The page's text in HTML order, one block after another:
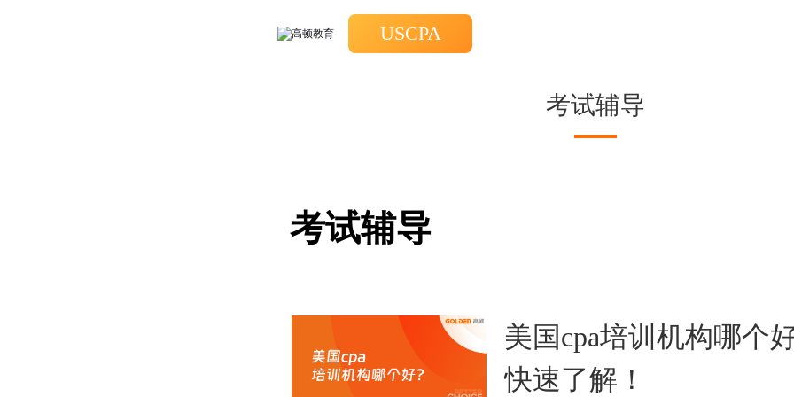
USCPA
考试辅导
考试辅导
美国cpa培训机构哪个
快速了解！